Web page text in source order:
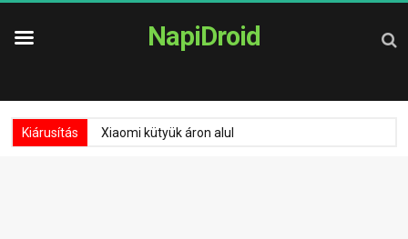
NapiDroid
Kiárusítás Xiaomi kütyük áron alul